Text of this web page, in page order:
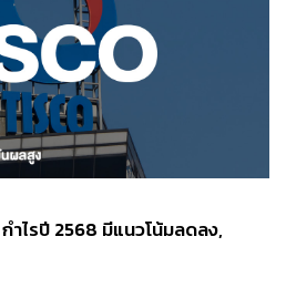
ำไรปี 2568 มีแนวโน้มลดลง,